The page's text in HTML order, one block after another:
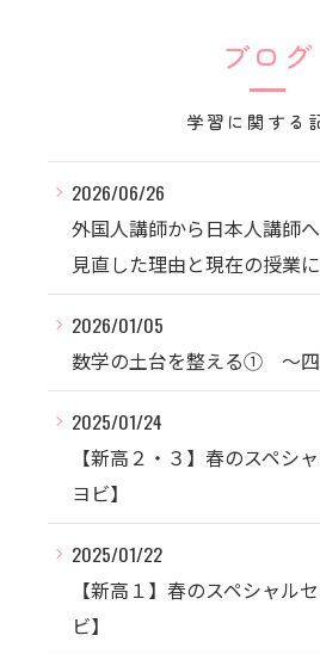
ブログ
学習に関する
2026/06/26
外国人講師から日本人講師
見直した理由と現在の授業
2026/01/05
数学の土台を整える① ～
2025/01/24
【新高２・３】春のスペシ
ヨビ】
2025/01/22
【新高１】春のスペシャル
ビ】